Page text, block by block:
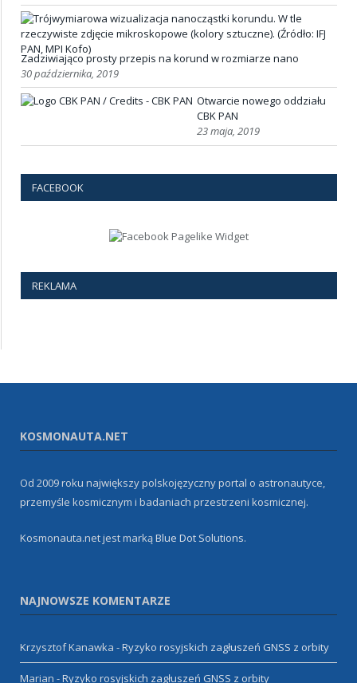
Zadziwiająco prosty przepis na korund w rozmiarze nano
30 października, 2019
Otwarcie nowego oddziału
CBK PAN
23 maja, 2019
FACEBOOK
REKLAMA
KOSMONAUTA.NET
Od 2009 roku największy polskojęzyczny portal o astronautyce,
przemyśle kosmicznym i badaniach przestrzeni kosmicznej.
Kosmonauta.net jest markąBlue Dot Solutions.
NAJNOWSZE KOMENTARZE
Krzysztof Kanawka -Ryzyko rosyjskich zagłuszeń GNSS z orbity
Marian -Ryzyko rosyjskich zagłuszeń GNSS z orbity